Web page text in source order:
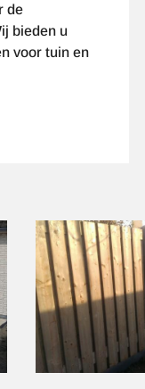
de
bieden u
voor tuin en
Afbeelding